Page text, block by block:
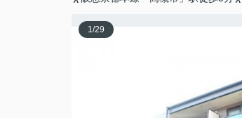
1/29